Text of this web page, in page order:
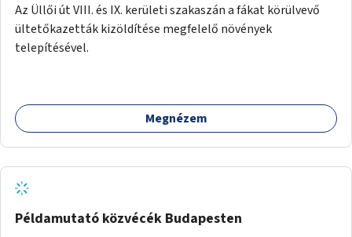
Az Üllői út VIII. és IX. kerületi szakaszán a fákat körülvevő
ültetőkazetták kizöldítése megfelelő növények
telepítésével.
Megnézem
Példamutató közvécék Budapesten